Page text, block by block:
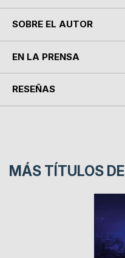
SOBRE EL AUTOR
EN LA PRENSA
RESEÑAS
MÁS TÍTULOS DE